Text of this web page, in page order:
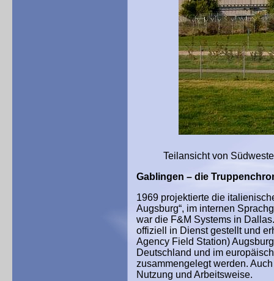
Teilansicht von Südwesten:
Gablingen – die
1969 projektierte die
Augsburg“, im internen
war die F&M Systems in
offiziell in Dienst gestellt und
Agency Field Station)
Deutschland und im
zusammengelegt werden.
Nutzung und Arbeitsweise.